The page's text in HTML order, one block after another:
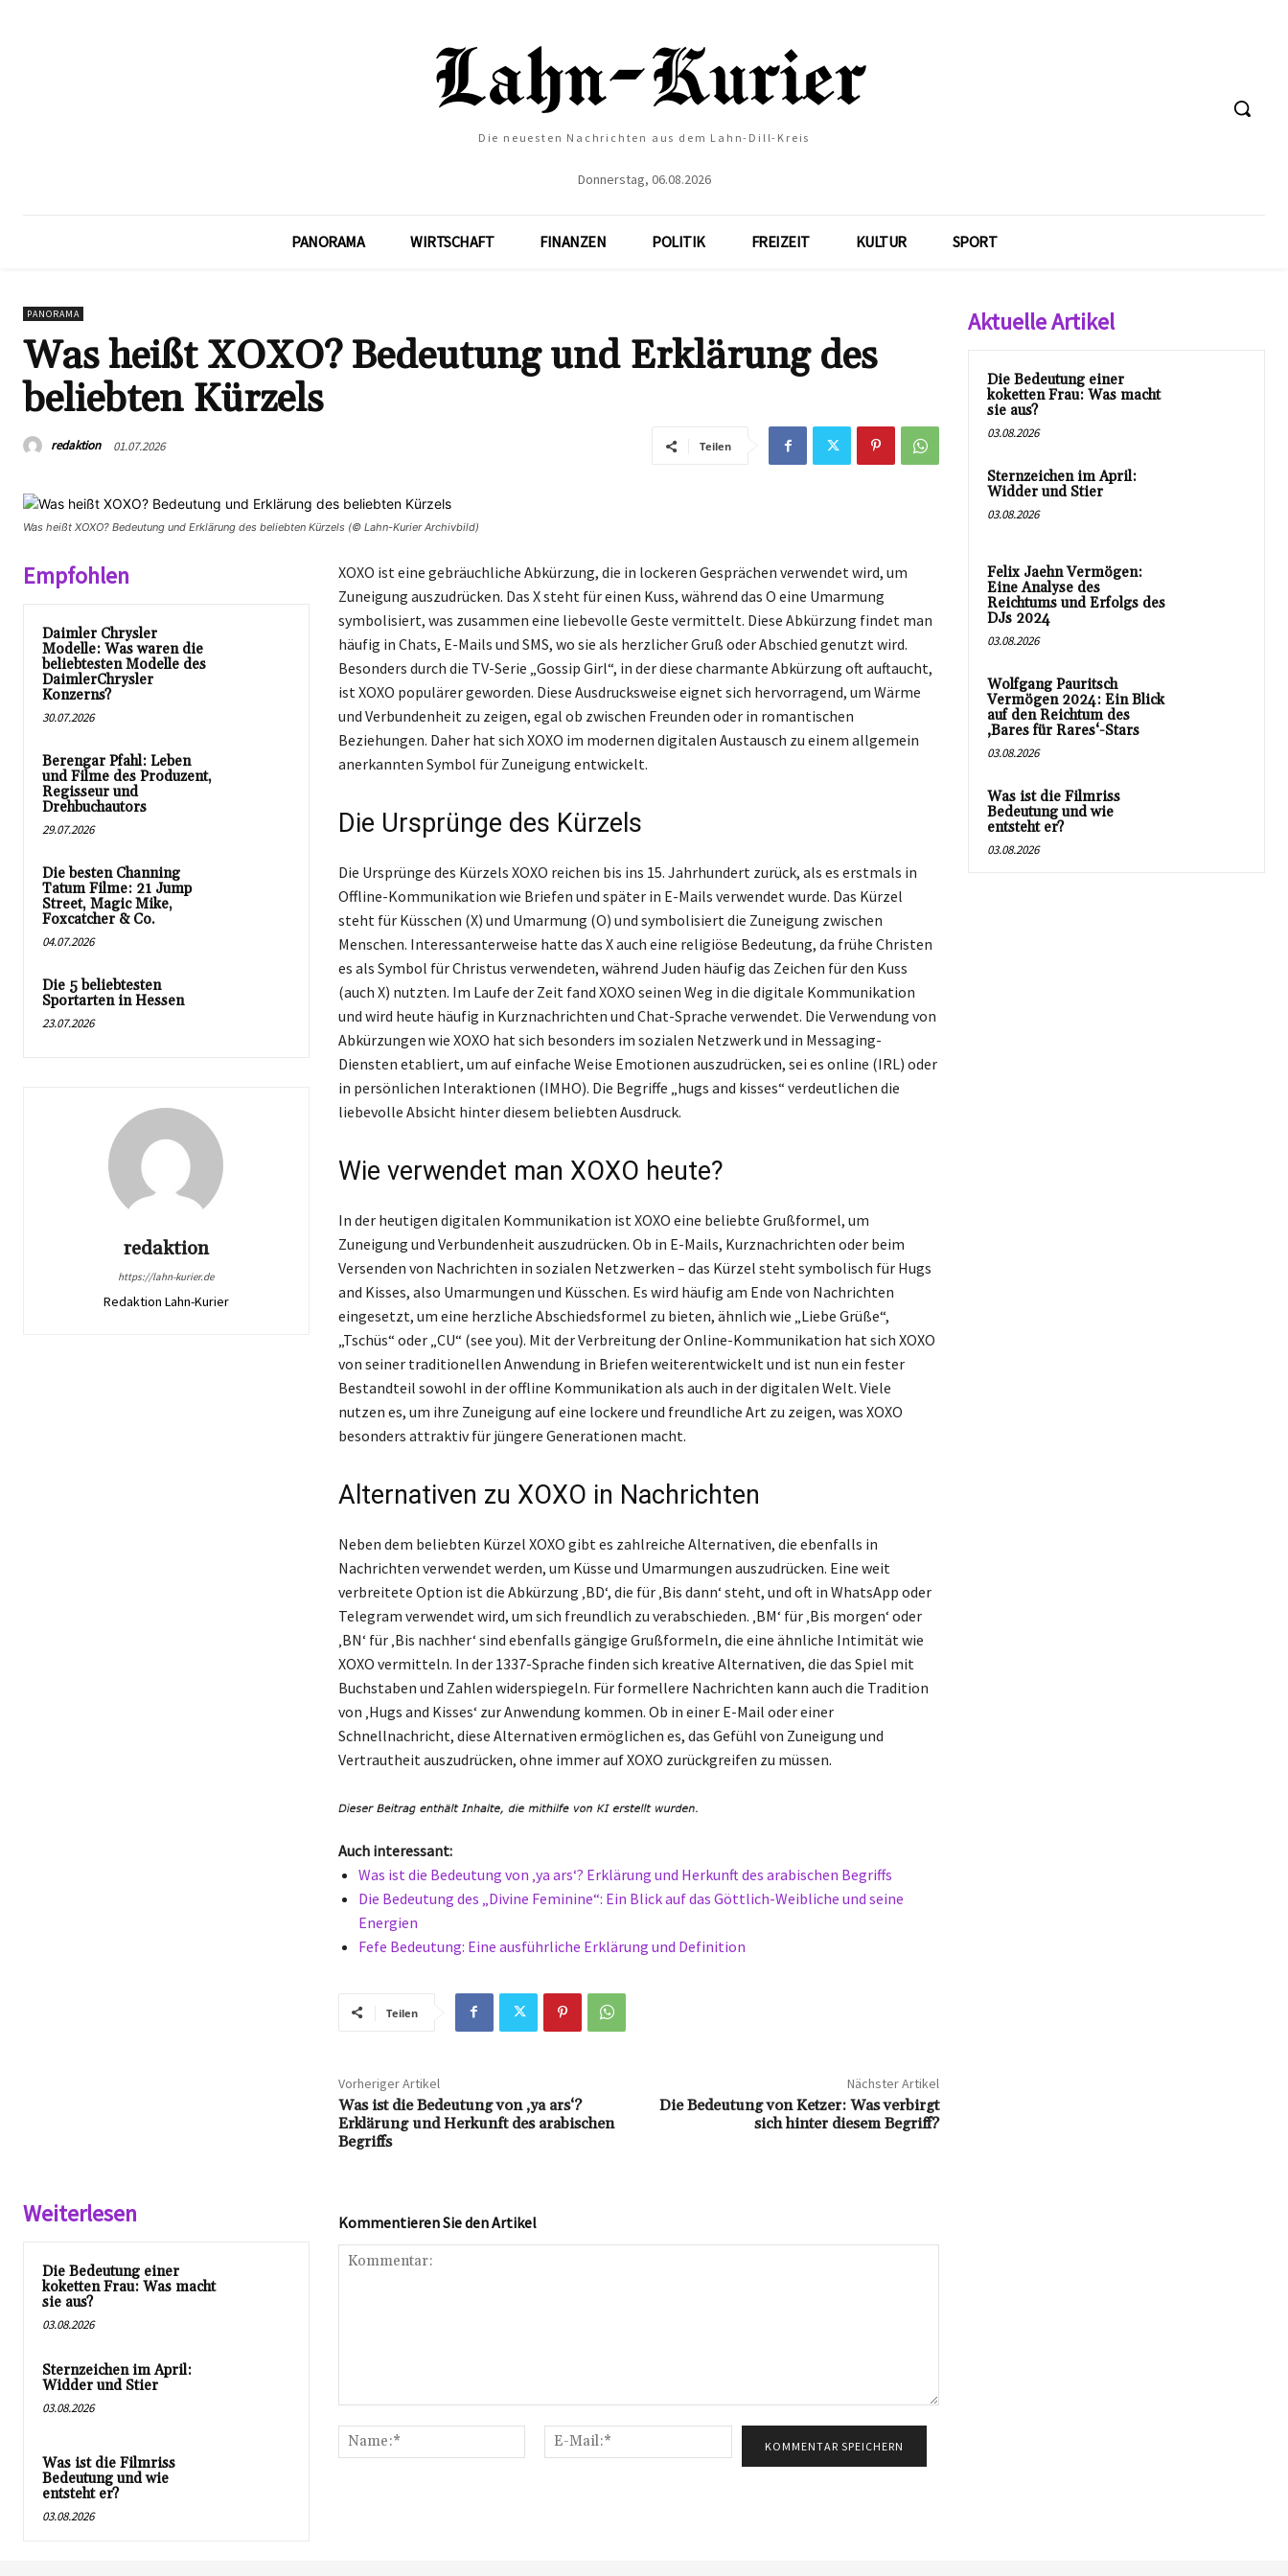
Die neuesten Nachrichten aus dem Lahn-Dill-Kreis
Donnerstag, 06.08.2026
PANORAMA WIRTSCHAFT FINANZEN POLITIK FREIZEIT KULTUR SPORT
PANORAMA
Was heißt XOXO? Bedeutung und Erklärung des
beliebten Kürzels
redaktion 01.07.2026 Teilen
Was heißt XOXO? Bedeutung und Erklärung des beliebten Kürzels (© Lahn-Kurier Archivbild)
Empfohlen
Daimler Chrysler
Modelle: Was waren die
beliebtesten Modelle des
DaimlerChrysler
Konzerns?
30.07.2026
Berengar Pfahl: Leben
und Filme des Produzent,
Regisseur und
Drehbuchautors
29.07.2026
Die besten Channing
Tatum Filme: 21 Jump
Street, Magic Mike,
Foxcatcher & Co.
04.07.2026
Die 5 beliebtesten
Sportarten in Hessen
23.07.2026
redaktion
https://lahn-kurier.de
Redaktion Lahn-Kurier
XOXO ist eine gebräuchliche Abkürzung, die in lockeren Gesprächen verwendet wird, um
Zuneigung auszudrücken. Das X steht für einen Kuss, während das O eine Umarmung
symbolisiert, was zusammen eine liebevolle Geste vermittelt. Diese Abkürzung findet man
häufig in Chats, E-Mails und SMS, wo sie als herzlicher Gruß oder Abschied genutzt wird.
Besonders durch die TV-Serie „Gossip Girl“, in der diese charmante Abkürzung oft auftaucht,
ist XOXO populärer geworden. Diese Ausdrucksweise eignet sich hervorragend, um Wärme
und Verbundenheit zu zeigen, egal ob zwischen Freunden oder in romantischen
Beziehungen. Daher hat sich XOXO im modernen digitalen Austausch zu einem allgemein
anerkannten Symbol für Zuneigung entwickelt.
Die Ursprünge des Kürzels
Die Ursprünge des Kürzels XOXO reichen bis ins 15. Jahrhundert zurück, als es erstmals in
Offline-Kommunikation wie Briefen und später in E-Mails verwendet wurde. Das Kürzel
steht für Küsschen (X) und Umarmung (O) und symbolisiert die Zuneigung zwischen
Menschen. Interessanterweise hatte das X auch eine religiöse Bedeutung, da frühe Christen
es als Symbol für Christus verwendeten, während Juden häufig das Zeichen für den Kuss
(auch X) nutzten. Im Laufe der Zeit fand XOXO seinen Weg in die digitale Kommunikation
und wird heute häufig in Kurznachrichten und Chat-Sprache verwendet. Die Verwendung von
Abkürzungen wie XOXO hat sich besonders im sozialen Netzwerk und in Messaging-
Diensten etabliert, um auf einfache Weise Emotionen auszudrücken, sei es online (IRL) oder
in persönlichen Interaktionen (IMHO). Die Begriffe „hugs and kisses“ verdeutlichen die
liebevolle Absicht hinter diesem beliebten Ausdruck.
Wie verwendet man XOXO heute?
In der heutigen digitalen Kommunikation ist XOXO eine beliebte Grußformel, um
Zuneigung und Verbundenheit auszudrücken. Ob in E-Mails, Kurznachrichten oder beim
Versenden von Nachrichten in sozialen Netzwerken – das Kürzel steht symbolisch für Hugs
and Kisses, also Umarmungen und Küsschen. Es wird häufig am Ende von Nachrichten
eingesetzt, um eine herzliche Abschiedsformel zu bieten, ähnlich wie „Liebe Grüße“,
„Tschüs“ oder „CU“ (see you). Mit der Verbreitung der Online-Kommunikation hat sich XOXO
von seiner traditionellen Anwendung in Briefen weiterentwickelt und ist nun ein fester
Bestandteil sowohl in der offline Kommunikation als auch in der digitalen Welt. Viele
nutzen es, um ihre Zuneigung auf eine lockere und freundliche Art zu zeigen, was XOXO
besonders attraktiv für jüngere Generationen macht.
Alternativen zu XOXO in Nachrichten
Neben dem beliebten Kürzel XOXO gibt es zahlreiche Alternativen, die ebenfalls in
Nachrichten verwendet werden, um Küsse und Umarmungen auszudrücken. Eine weit
verbreitete Option ist die Abkürzung ‚BD‘, die für ‚Bis dann‘ steht, und oft in WhatsApp oder
Telegram verwendet wird, um sich freundlich zu verabschieden. ‚BM‘ für ‚Bis morgen‘ oder
‚BN‘ für ‚Bis nachher‘ sind ebenfalls gängige Grußformeln, die eine ähnliche Intimität wie
XOXO vermitteln. In der 1337-Sprache finden sich kreative Alternativen, die das Spiel mit
Buchstaben und Zahlen widerspiegeln. Für formellere Nachrichten kann auch die Tradition
von ‚Hugs and Kisses‘ zur Anwendung kommen. Ob in einer E-Mail oder einer
Schnellnachricht, diese Alternativen ermöglichen es, das Gefühl von Zuneigung und
Vertrautheit auszudrücken, ohne immer auf XOXO zurückgreifen zu müssen.
Auch interessant:
Was ist die Bedeutung von ‚ya ars‘? Erklärung und Herkunft des arabischen Begriffs
Die Bedeutung des „Divine Feminine“: Ein Blick auf das Göttlich-Weibliche und seine
Energien
Fefe Bedeutung: Eine ausführliche Erklärung und Definition
Teilen
Vorheriger Artikel
Was ist die Bedeutung von ‚ya ars‘?
Erklärung und Herkunft des arabischen
Begriffs
Nächster Artikel
Die Bedeutung von Ketzer: Was verbirgt
sich hinter diesem Begriff?
Weiterlesen
Die Bedeutung einer
koketten Frau: Was macht
sie aus?
03.08.2026
Sternzeichen im April:
Widder und Stier
03.08.2026
Was ist die Filmriss
Bedeutung und wie
entsteht er?
03.08.2026
Kommentieren Sie den Artikel
Name:*
Mail:*
Aktuelle Artikel
Die Bedeutung einer
koketten Frau: Was macht
sie aus?
03.08.2026
Sternzeichen im April:
Widder und Stier
03.08.2026
Felix Jaehn Vermögen:
Eine Analyse des
Reichtums und Erfolgs des
DJs 2024
03.08.2026
Wolfgang Pauritsch
Vermögen 2024: Ein Blick
auf den Reichtum des
‚Bares für Rares‘-Stars
03.08.2026
Was ist die Filmriss
Bedeutung und wie
entsteht er?
03.08.2026